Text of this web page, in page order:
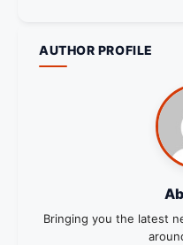
AUTHOR PROFILE
Bringing you the latest